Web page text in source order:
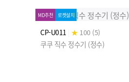
MD추천 로켓설치
CP-U011 ★ 100 (5)
쿠쿠 직수 정수기 (정수)